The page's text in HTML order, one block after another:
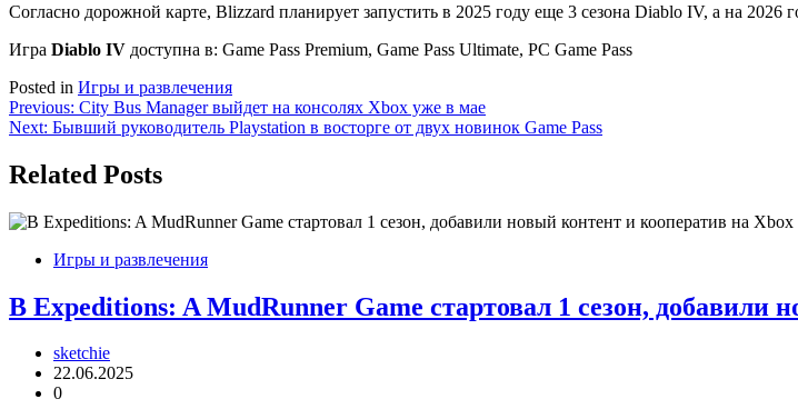
Согласно дорожной карте, Blizzard планирует запустить в 2025 году еще 3 сезона Diablo IV, а на 2026
Игра Diablo IV доступна в: Game Pass Premium, Game Pass Ultimate, PC Game Pass
Posted in Игры и развлечения
Навигация
по
записям
Previous: City Bus Manager выйдет на консолях Xbox уже в мае
Next: Бывший руководитель Playstation в восторге от двух новинок Game Pass
Related Posts
Игры и развлечения
В Expeditions: A MudRunner Game стартовал 1 сезон, добавили
sketchie
22.06.2025
0